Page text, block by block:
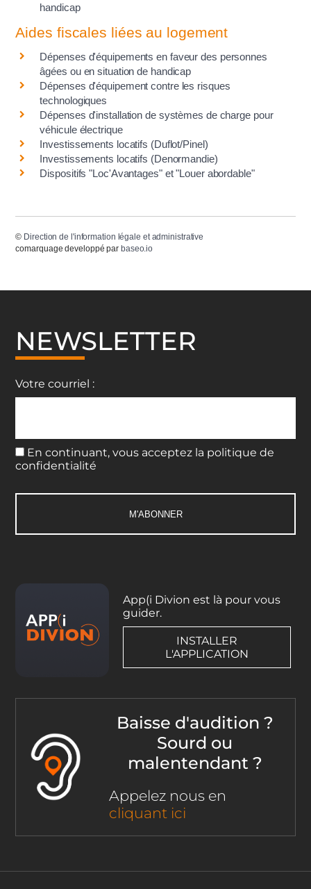
handicap
Aides fiscales liées au logement
Dépenses d'équipements en faveur des personnes
âgées ou en situation de handicap
Dépenses d'équipement contre les risques
technologiques
Dépenses d'installation de systèmes de charge pour
véhicule électrique
Investissements locatifs (Duflot/Pinel)
Investissements locatifs (Denormandie)
Dispositifs "Loc'Avantages" et "Louer abordable"
© Direction de l'information légale et administrative
comarquage developpé par baseo.io
NEWSLETTER
Votre courriel :
En continuant, vous acceptez la politique de
confidentialité
App(i Divion est là pour vous
guider.
INSTALLER
L'APPLICATION
Baisse d'audition ?
Sourd ou
malentendant ?
Appelez nous en
cliquant ici